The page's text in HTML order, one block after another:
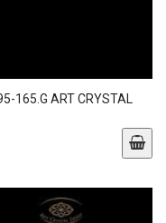
ART CRYSTAL